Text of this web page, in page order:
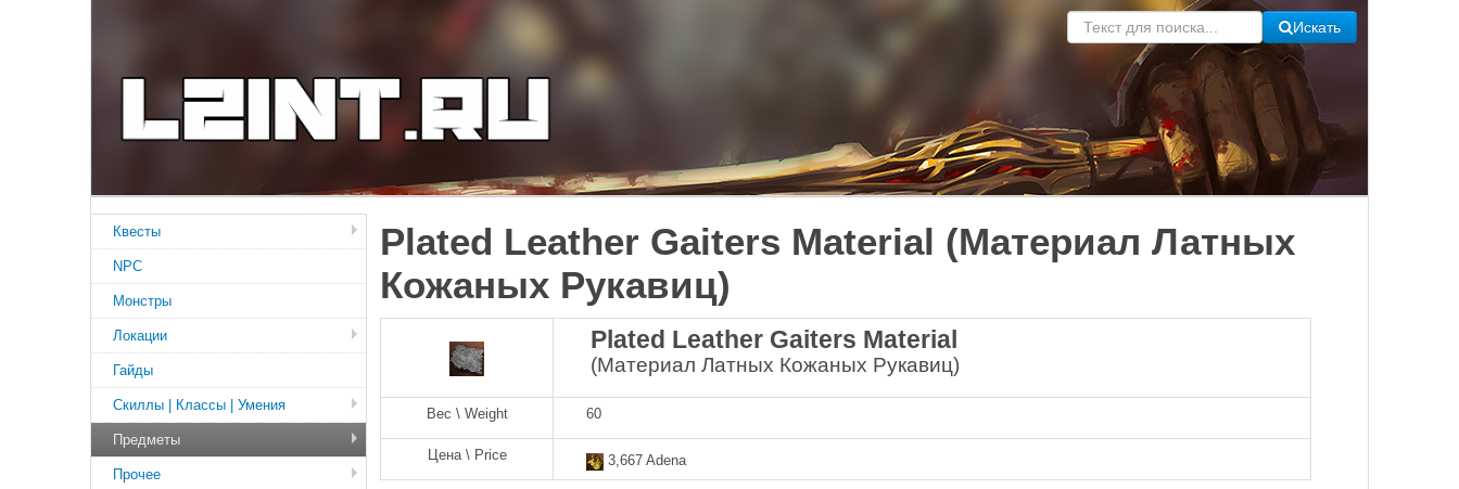
Искать
Plated Leather Gaiters Material (Материал Латных
Кожаных Рукавиц)
Plated Leather Gaiters Material
(Материал Латных Кожаных Рукавиц)
Вес \ Weight 60
Цена \ Price 3,667 Adena
Квесты
NPC
Монстры
Локации
Гайды
Скиллы | Классы | Умения
Предметы
Прочее